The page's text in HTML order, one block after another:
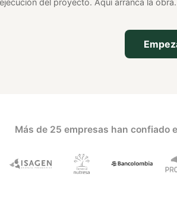
del proyecto. Aquí arranca la obra.
Más de 25 empresas han confiado